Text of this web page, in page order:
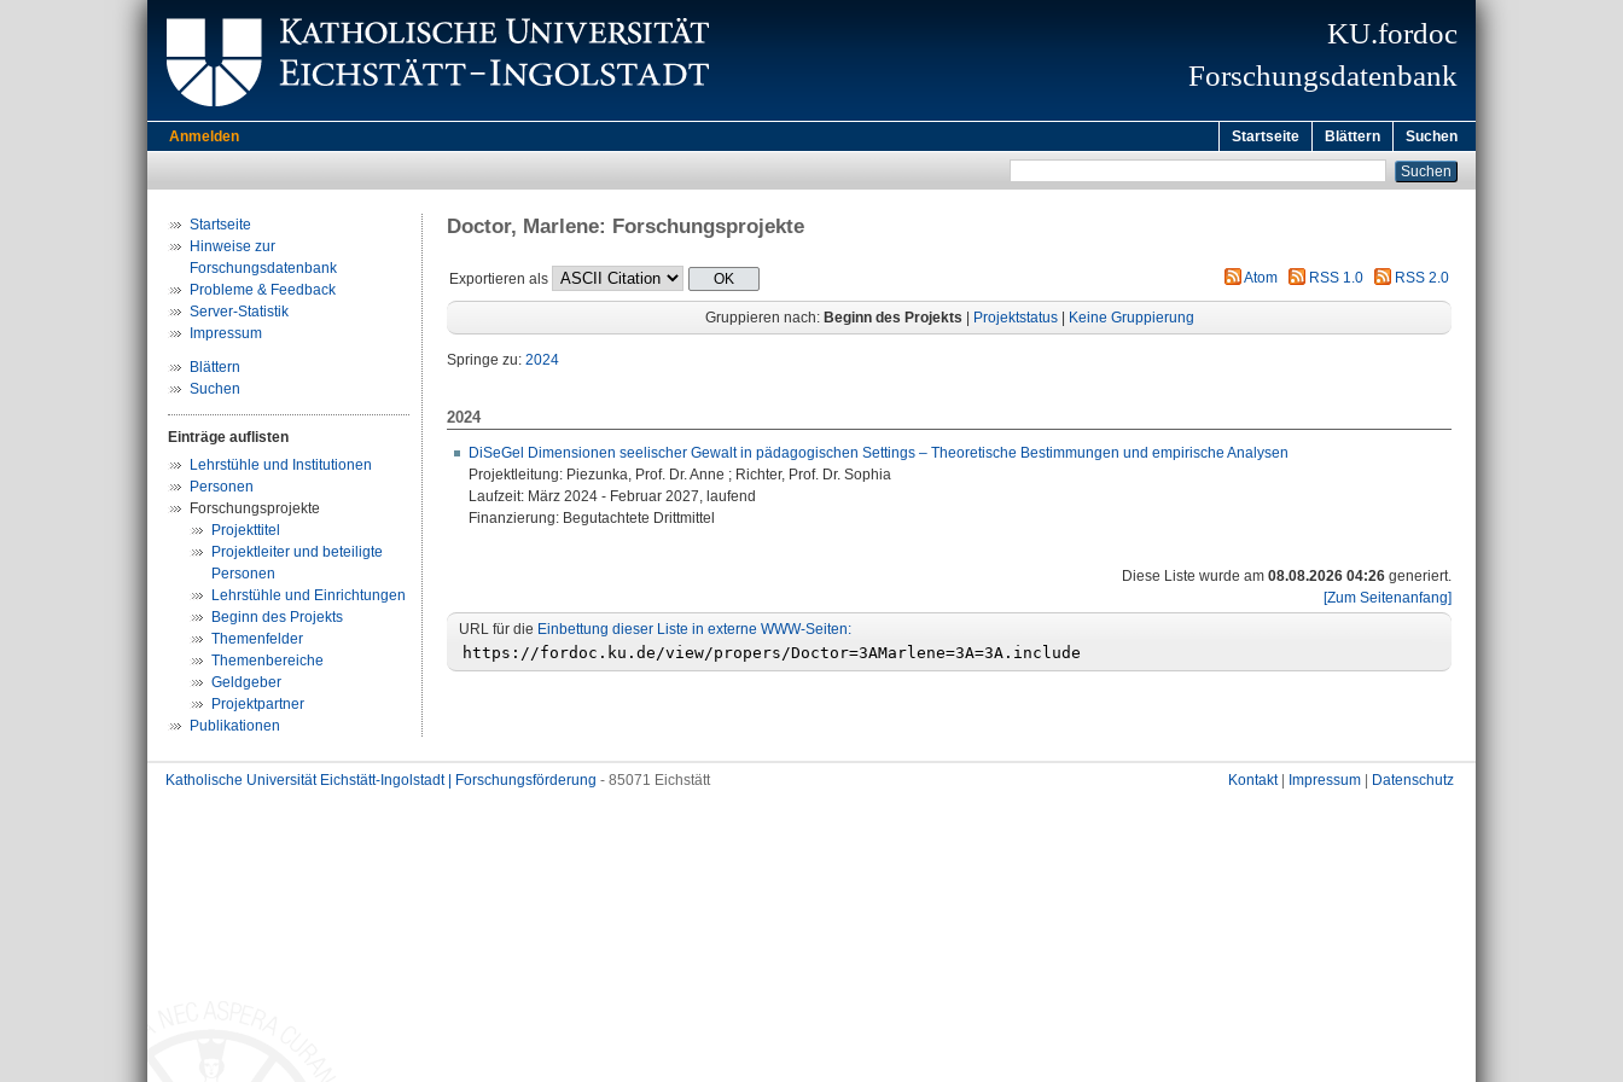
KU.fordoc
Forschungsdatenbank
Anmelden Startseite Blättern Suchen
Startseite
Hinweise zur
Forschungsdatenbank
Probleme & Feedback
Server-Statistik
Impressum
Blättern
Suchen
Einträge auflisten
Lehrstühle und Institutionen
Personen
Forschungsprojekte
Projekttitel
Projektleiter und beteiligte
Personen
Lehrstühle und Einrichtungen
Beginn des Projekts
Themenfelder
Themenbereiche
Geldgeber
Projektpartner
Publikationen
Doctor, Marlene: Forschungsprojekte
Exportieren als Atom RSS 1.0 RSS 2.0
Gruppieren nach: Beginn des Projekts Projektstatus| Keine Gruppierung
Springe zu: 2024
2024
DiSeGel Dimensionen seelischer Gewalt in pädagogischen Settings – Theoretische Bestimmungen und empirische Analysen
Projektleitung: Piezunka, Prof. Dr. Anne ; Richter, Prof. Dr. Sophia
Laufzeit: März 2024 - Februar 2027, laufend
Finanzierung: Begutachtete Drittmittel
Diese Liste wurde am 08.08.2026 04:26 generiert.
[Zum Seitenanfang]
URL für die Einbettung dieser Liste in externe WWW-Seiten:
Katholische Universität Eichstätt-Ingolstadt | Forschungsförderung - 85071 Eichstätt Kontakt| Impressum Datenschutz